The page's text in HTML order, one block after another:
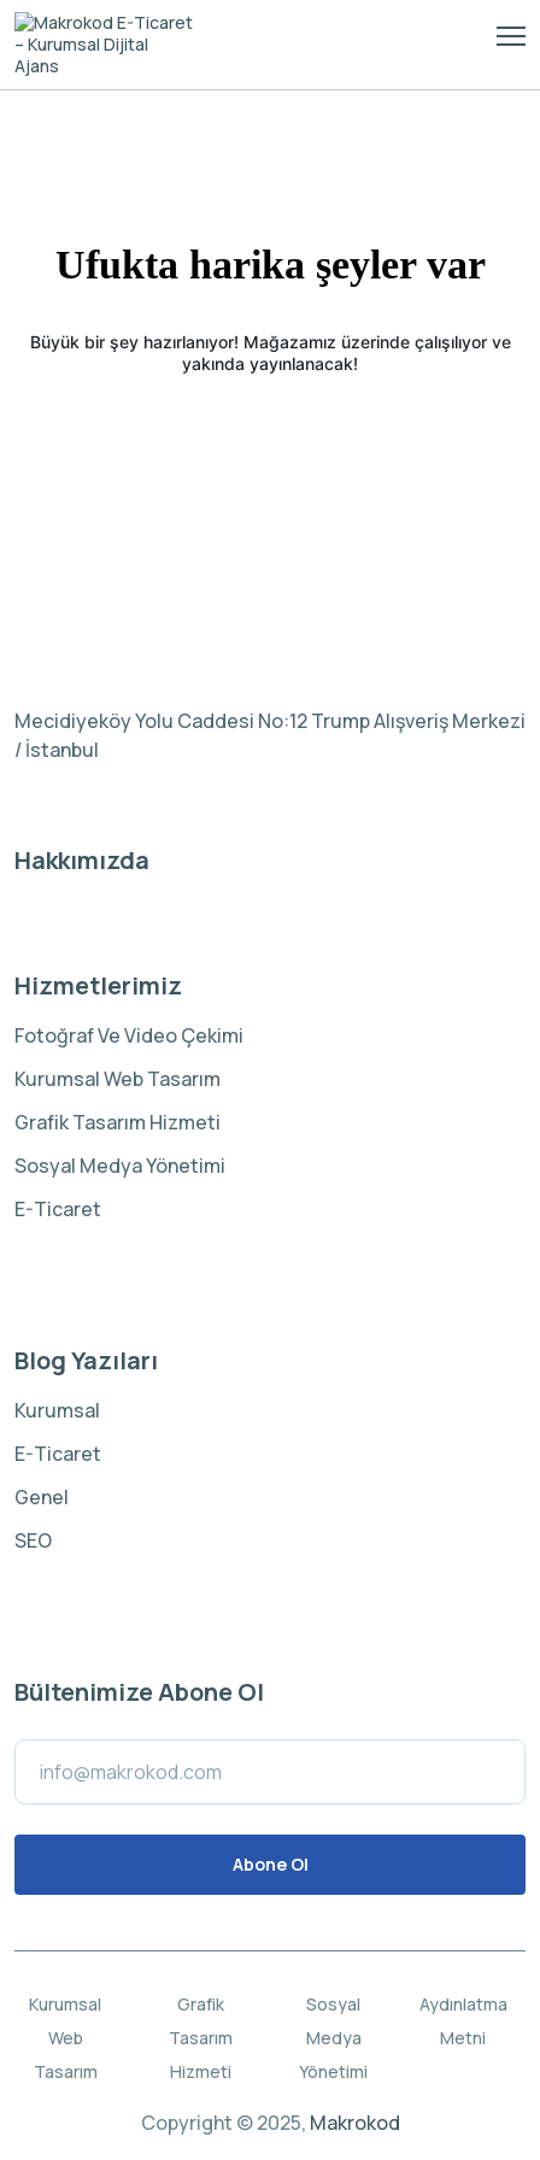
Ufukta harika şeyler var
Büyük bir şey hazırlanıyor! Mağazamız üzerinde çalışılıyor ve
yakında yayınlanacak!
Mecidiyeköy Yolu Caddesi No:12 Trump Alışveriş Merkezi
/ İstanbul
Hakkımızda
Hizmetlerimiz
Fotoğraf Ve Video Çekimi
Kurumsal Web Tasarım
Grafik Tasarım Hizmeti
Sosyal Medya Yönetimi
E-Ticaret
Blog Yazıları
Kurumsal
E-Ticaret
Genel
SEO
Bültenimize Abone Ol
Kurumsal
Web
Tasarım
Grafik
Tasarım
Hizmeti
Sosyal
Medya
Yönetimi
Aydınlatma
Metni
Copyright © 2025, Makrokod